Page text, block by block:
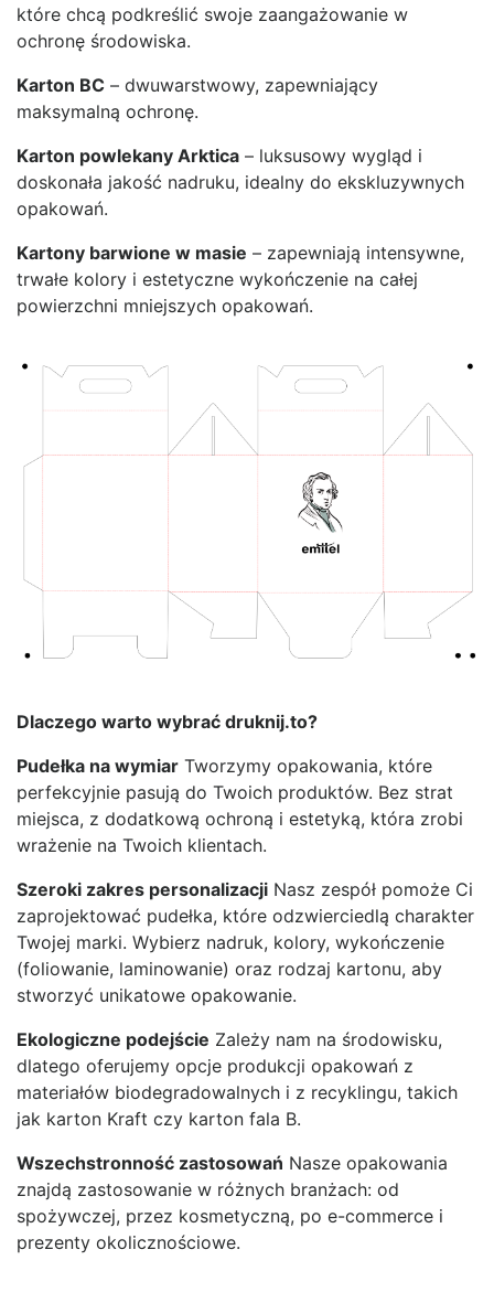
które chcą podkreślić swoje zaangażowanie w
ochronę środowiska.
Karton BC – dwuwarstwowy, zapewniający
maksymalną ochronę.
Karton powlekany Arktica – luksusowy wygląd i
doskonała jakość nadruku, idealny do ekskluzywnych
opakowań.
Kartony barwione w masie – zapewniają intensywne,
trwałe kolory i estetyczne wykończenie na całej
powierzchni mniejszych opakowań.
Dlaczego warto wybrać druknij.to?
Pudełka na wymiar Tworzymy opakowania, które
perfekcyjnie pasują do Twoich produktów. Bez strat
miejsca, z dodatkową ochroną i estetyką, która zrobi
wrażenie na Twoich klientach.
Szeroki zakres personalizacji Nasz zespół pomoże Ci
zaprojektować pudełka, które odzwierciedlą charakter
Twojej marki. Wybierz nadruk, kolory, wykończenie
(foliowanie, laminowanie) oraz rodzaj kartonu, aby
stworzyć unikatowe opakowanie.
Ekologiczne podejście Zależy nam na środowisku,
dlatego oferujemy opcje produkcji opakowań z
materiałów biodegradowalnych i z recyklingu, takich
jak karton Kraft czy karton fala B.
Wszechstronność zastosowań Nasze opakowania
znajdą zastosowanie w różnych branżach: od
spożywczej, przez kosmetyczną, po e-commerce i
prezenty okolicznościowe.